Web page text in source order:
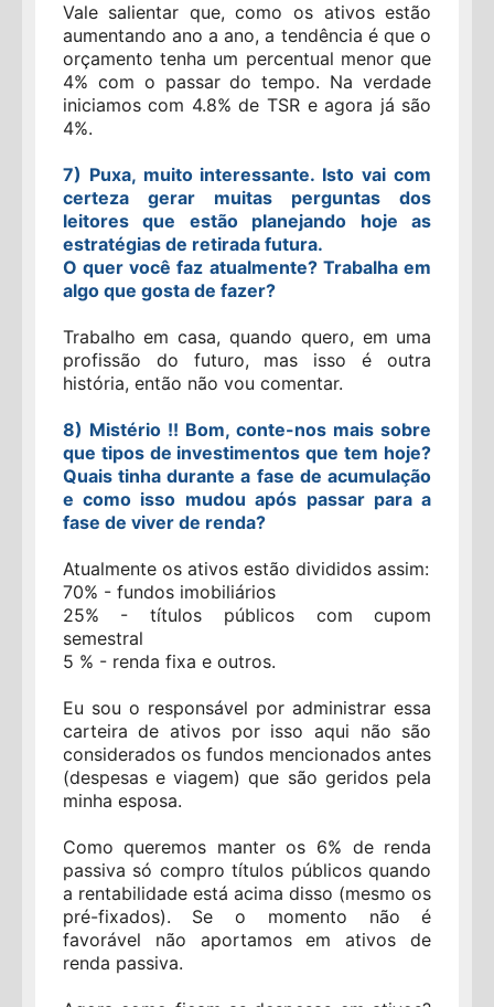
Vale salientar que, como os ativos estão
aumentando ano a ano, a tendência é que o
orçamento tenha um percentual menor que
4% com o passar do tempo. Na verdade
iniciamos com 4.8% de TSR e agora já são
4%.
7) Puxa, muito interessante. Isto vai com
certeza gerar muitas perguntas dos
leitores que estão planejando hoje as
estratégias de retirada futura.
O quer você faz atualmente? Trabalha em
algo que gosta de fazer?
Trabalho em casa, quando quero, em uma
profissão do futuro, mas isso é outra
história, então não vou comentar.
8) Mistério !! Bom, conte-nos mais sobre
que tipos de investimentos que tem hoje?
Quais tinha durante a fase de acumulação
e como isso mudou após passar para a
fase de viver de renda?
Atualmente os ativos estão divididos assim:
70% - fundos imobiliários
25% - títulos públicos com cupom
semestral
5 % - renda fixa e outros.
Eu sou o responsável por administrar essa
carteira de ativos por isso aqui não são
considerados os fundos mencionados antes
(despesas e viagem) que são geridos pela
minha esposa.
Como queremos manter os 6% de renda
passiva só compro títulos públicos quando
a rentabilidade está acima disso (mesmo os
pré-fixados). Se o momento não é
favorável não aportamos em ativos de
renda passiva.